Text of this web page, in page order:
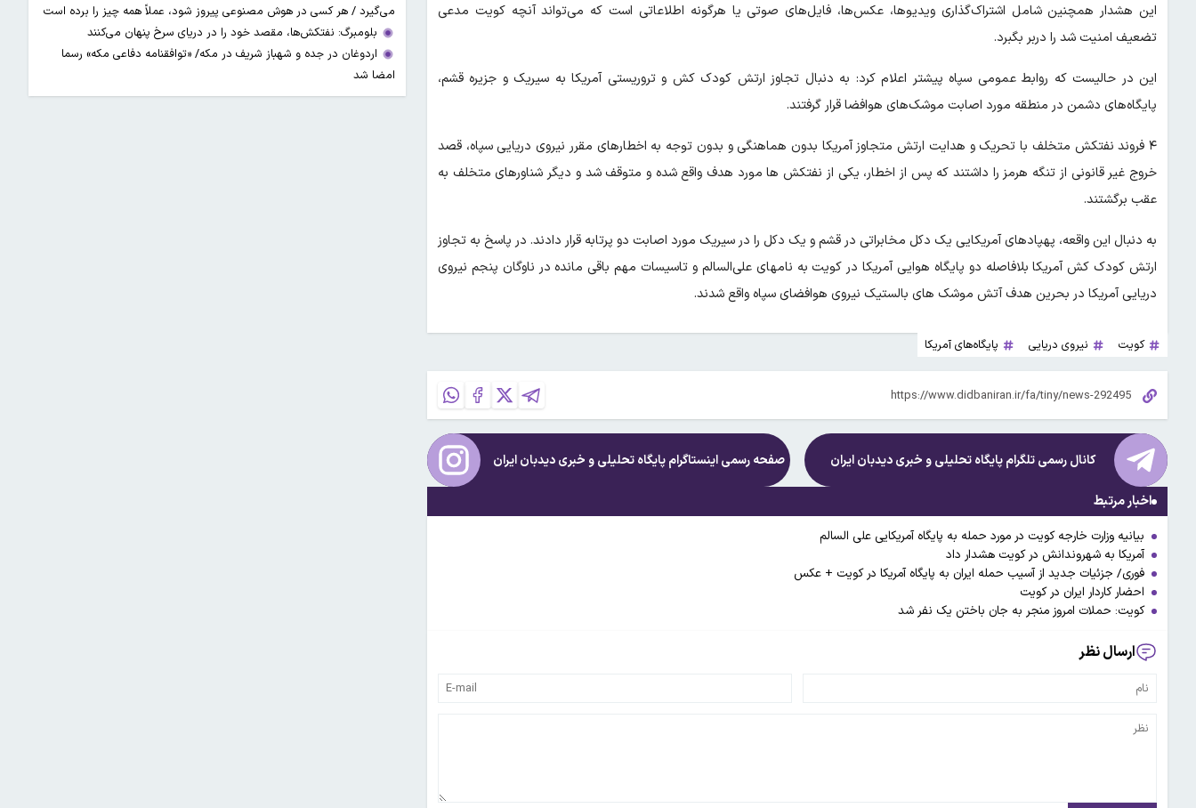
این هشدار همچنین شامل اشتراک‌گذاری ویدیوها، عکس‌ها، فایل‌های صوتی یا هرگونه اطلاعاتی است که می‌تواند آنچه کویت مدعی
تضعیف امنیت شد را دربر بگبرد.
این در حالیست که روابط عمومی سپاه پیشتر اعلام کرد: به دنبال تجاوز ارتش کودک کش و تروریستی آمریکا به سیریک و جزیره قشم،
پایگاه‌های دشمن در منطقه مورد اصابت موشک‌های هوافضا قرار گرفتند.
۴ فروند نفتکش متخلف با تحریک و هدایت ارتش متجاوز آمریکا بدون هماهنگی و بدون توجه به اخطارهای مقرر نیروی دریایی سپاه، قصد
خروج غیر قانونی از تنگه هرمز را داشتند که پس از اخطار، یکی از نفتکش ها مورد هدف واقع شده و متوقف شد و دیگر شناورهای متخلف به
عقب برگشتند.
به دنبال این واقعه، پهپادهای آمریکایی یک دکل مخابراتی در قشم و یک دکل را در سیریک مورد اصابت دو پرتابه قرار دادند. در پاسخ به تجاوز
ارتش کودک کش آمریکا بلافاصله دو پایگاه هوایی آمریکا در کویت به نامهای علی‌السالم و تاسیسات مهم باقی مانده در ناوگان پنجم نیروی
دریایی آمریکا در بحرین هدف آتش موشک های بالستیک نیروی هوافضای سپاه واقع شدند.
کویت نیروی دریایی پایگاه‌های آمریکا
کانال رسمی تلگرام پایگاه تحلیلی و خبریدیدبان ایران صفحه رسمی اینستاگرام پایگاه تحلیلی و خبریدیدبان ایران
اخبار مرتبط
بیانیه وزارت خارجه کویت در مورد حمله به پایگاه آمریکایی علی السالم
آمریکا به شهروندانش در کویت هشدار داد
فوری/ جزئیات جدید از آسیب حمله ایران به پایگاه آمریکا در کویت + عکس
احضار کاردار ایران در کویت
کویت: حملات امروز منجر به جان باختن یک نفر شد
ارسال نظر
می‌گیرد / هر کسی در هوش مصنوعی پیروز شود، عملاً همه چیز را برده است
بلومبرگ: نفتکش‌ها، مقصد خود را در دریای سرخ پنهان می‌کنند
اردوغان در جده و شهباز شریف در مکه/ «توافقنامه دفاعی مکه» رسما
امضا شد